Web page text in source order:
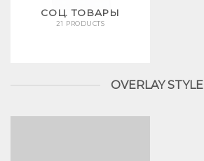
СОЦ. ТОВАРЫ
21 PRODUCTS
OVERLAY STYLE